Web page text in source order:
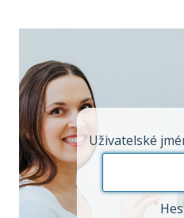
Uživatelské